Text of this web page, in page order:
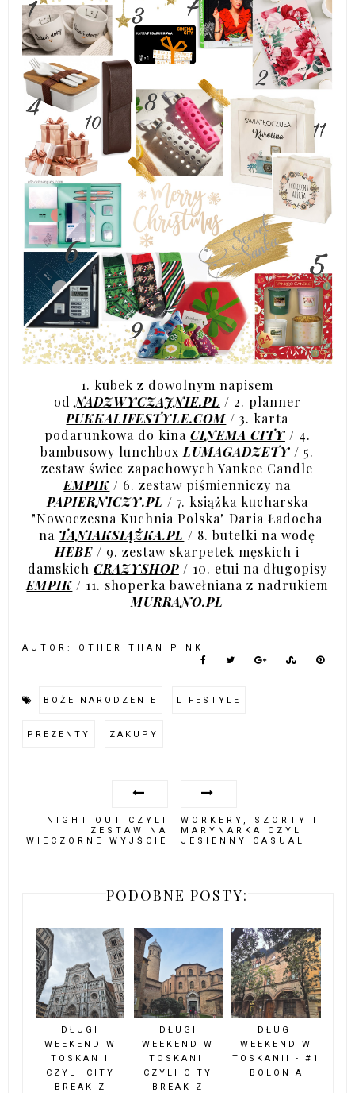
1. kubek z dowolnym napisem
odNADZWYCZAJNIE.PL / 2. planner
PUKKALIFESTYLE.COM / 3. karta
podarunkowa do kina CINEMA CITY/ 4.
bambusowy lunchboxLUMAGADZETY / 5.
zestaw świec zapachowych Yankee Candle
EMPIK / 6. zestaw piśmienniczy na
PAPIERNICZY.PL / 7. książka kucharska
"Nowoczesna Kuchnia Polska" Daria Ładocha
na TANIAKSIĄŻKA.PL / 8. butelki na wodę
HEBE / 9. zestaw skarpetek męskich i
damskich CRAZYSHOP/ 10. etui na długopisy
EMPIK / 11. shoperka bawełniana z nadrukiem
MURRANO.PL
AUTOR: OTHER THAN PINK
BOŻE NARODZENIE LIFESTYLE
PREZENTY ZAKUPY
NIGHT OUT CZYLI
ZESTAW NA
WIECZORNE WYJŚCIE
WORKERY, SZORTY I
MARYNARKA CZYLI
JESIENNY CASUAL
PODOBNE POSTY:
DŁUGI
WEEKEND W
TOSKANII
CZYLI CITY
BREAK Z
DŁUGI
WEEKEND W
TOSKANII
CZYLI CITY
BREAK Z
DŁUGI
WEEKEND W
TOSKANII - #1
BOLONIA